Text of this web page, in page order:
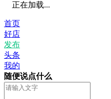
正在加载...
首页
好店
发布
头条
我的
随便说点什么